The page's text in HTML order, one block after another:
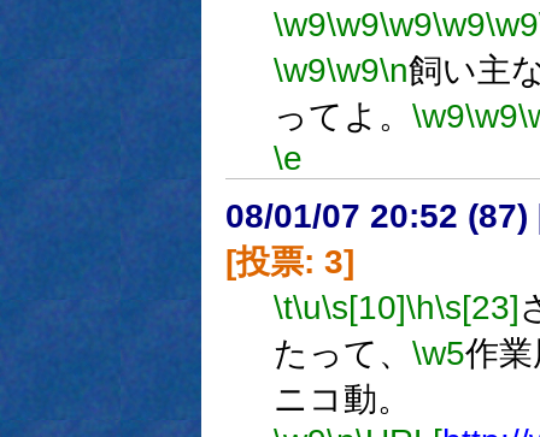
\w9\w9\w9\w9\w9
\w9\w9\n飼い主
ってよ。 \w9\w9
\e
08/01/07 20:52 (87)
[投票: 3]
\t\u\s[10]\h\s[23]
たって、 \w5作
ニコ動。